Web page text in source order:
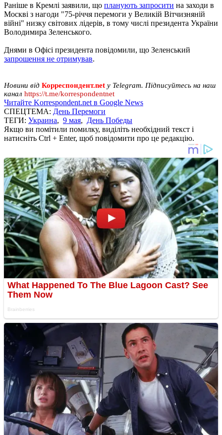
Раніше в Кремлі заявили, що планують запросити на заходи в
Москві з нагоди "75-річчя перемоги у Великій Вітчизняній
війні" низку світових лідерів, в тому числі президента України
Володимира Зеленського.
Днями в Офісі президента повідомили, що Зеленський
запрошення не отримував.
Новини від Корреспондент.net у Telegram. Підписуйтесь на наш
канал https://t.me/korrespondentnet
Читайте Korrespondent.net в Google News
СПЕЦТЕМА: День Перемоги
ТЕГИ: Украина, 9 мая, День Победы
Якщо ви помітили помилку, виділіть необхідний текст і
натисніть Ctrl + Enter, щоб повідомити про це редакцію.